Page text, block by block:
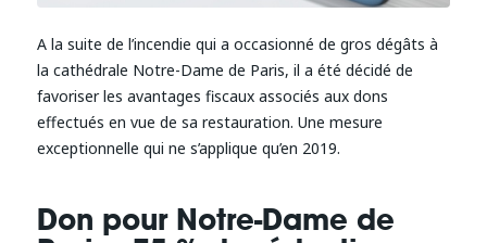
A la suite de l’incendie qui a occasionné de gros dégâts à
la cathédrale Notre-Dame de Paris, il a été décidé de
favoriser les avantages fiscaux associés aux dons
effectués en vue de sa restauration. Une mesure
exceptionnelle qui ne s’applique qu’en 2019.
Don pour Notre-Dame de